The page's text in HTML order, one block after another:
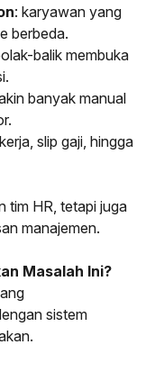
: karyawan yang
berbeda.
balik membuka
banyak manual
slip gaji, hingga
tim HR, tetapi juga
manajemen.
Masalah Ini?
sistem